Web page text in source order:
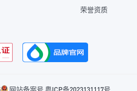
荣誉资质
网站备案号 粤ICP备2023131117号